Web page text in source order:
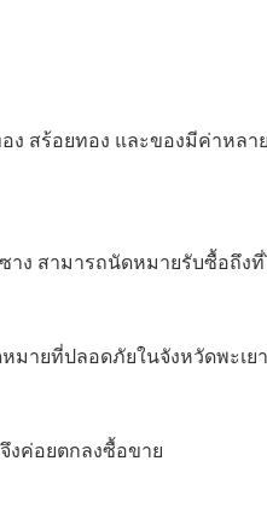
สร้อยทอง และของมีค่าหลา
ซาง สามารถนัดหมายรับซื้อถึง
ายที่ปลอดภัยในจังหวัดพะเยา
งค่อยตกลงซื้อขาย